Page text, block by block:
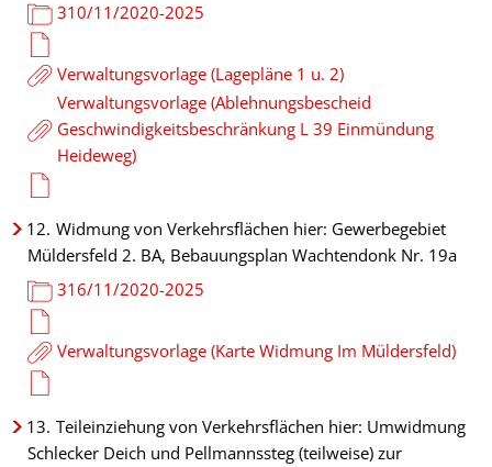
310/11/2020-2025
Verwaltungsvorlage (Lagepläne 1 u. 2)
Verwaltungsvorlage (Ablehnungsbescheid
Geschwindigkeitsbeschränkung L 39 Einmündung
Heideweg)
12. Widmung von Verkehrsflächen hier: Gewerbegebiet
Müldersfeld 2. BA, Bebauungsplan Wachtendonk Nr. 19a
316/11/2020-2025
Verwaltungsvorlage (Karte Widmung Im Müldersfeld)
13. Teileinziehung von Verkehrsflächen hier: Umwidmung
Schlecker Deich und Pellmannssteg (teilweise) zur